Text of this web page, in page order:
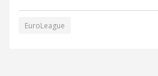
EuroLeague